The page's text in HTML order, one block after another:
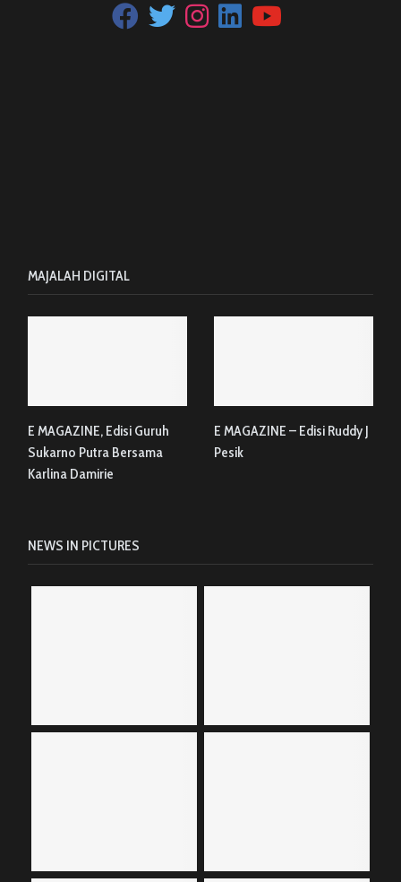
MAJALAH DIGITAL
E MAGAZINE, Edisi Guruh
Sukarno Putra Bersama
Karlina Damirie
E MAGAZINE – Edisi Ruddy J
Pesik
NEWS IN PICTURES